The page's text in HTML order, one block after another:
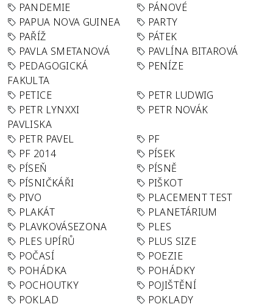
PANDEMIE
PÁNOVÉ
PAPUA NOVA GUINEA
PARTY
PAŘÍŽ
PÁTEK
PAVLA SMETANOVÁ
PAVLÍNA BITAROVÁ
PEDAGOGICKÁ
FAKULTA
PENÍZE
PETICE
PETR LUDWIG
PETR LYNXXI
PAVLISKA
PETR NOVÁK
PETR PAVEL
PF
PF 2014
PÍSEK
PÍSEŇ
PÍSNĚ
PÍSNIČKÁŘI
PIŠKOT
PIVO
PLACEMENT TEST
PLAKÁT
PLANETÁRIUM
PLAVKOVÁSEZONA
PLES
PLES UPÍRŮ
PLUS SIZE
POČASÍ
POEZIE
POHÁDKA
POHÁDKY
POCHOUTKY
POJIŠTĚNÍ
POKLAD
POKLADY